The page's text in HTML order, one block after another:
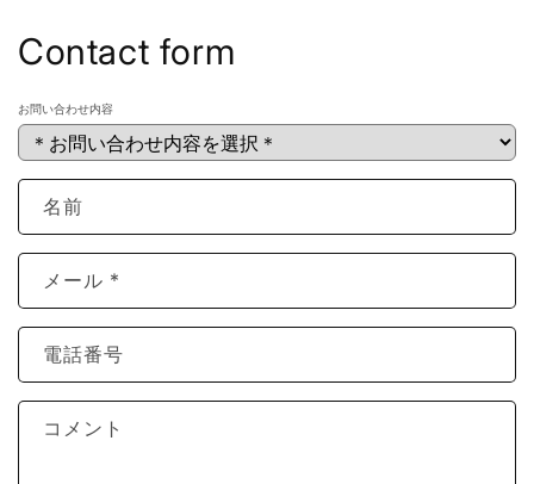
Contact form
お問い合わせ内容
名前
メール *
電話番号
コメント